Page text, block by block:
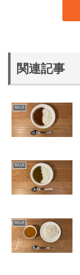
関連記事
MUJI
MUJI
MUJI